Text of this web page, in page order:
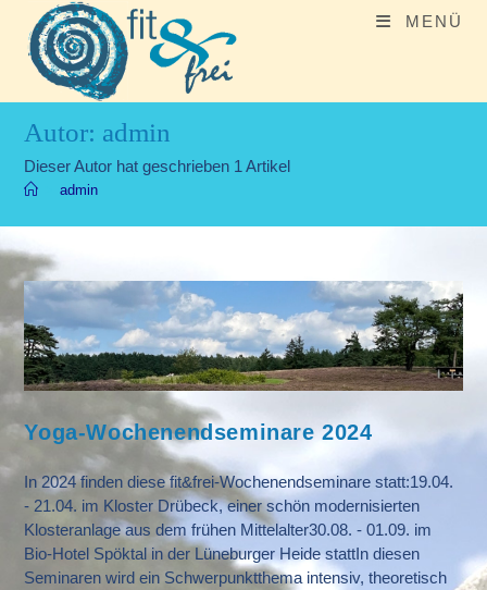
Inhalt
springen
MENÜ
Autor: admin
Dieser Autor hat geschrieben 1 Artikel
admin
Yoga-Wochenendseminare 2024
In 2024 finden diese fit&frei-Wochenendseminare statt:19.04.
- 21.04. im Kloster Drübeck, einer schön modernisierten
Klosteranlage aus dem frühen Mittelalter30.08. - 01.09. im
Bio-Hotel Spöktal in der Lüneburger Heide stattIn diesen
Seminaren wird ein Schwerpunktthema intensiv, theoretisch